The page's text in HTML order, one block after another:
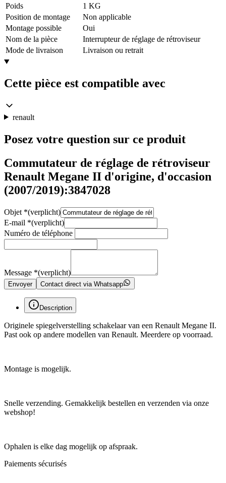
Poids
1 KG
Position de montage
Non applicable
Montage possible
Oui
Nom de la pièce
Interrupteur de réglage de rétroviseur
Mode de livraison
Livraison ou retrait
Cette pièce est compatible avec
renault
Posez votre question sur ce produit
Commutateur de réglage de rétroviseur
Renault Megane II d'origine, d'occasion
(2007/2019):3847028
Objet *(verplicht)
E-mail *(verplicht)
Numéro de téléphone
Message *(verplicht)
Envoyer Contact direct via Whatsapp
Description
Originele spiegelverstelling schakelaar van een Renault Megane II.
Past ook op andere modellen van Renault. Meerdere op voorraad.
Montage is mogelijk.
Snelle verzending. Gemakkelijk bestellen en verzenden via onze
webshop!
Ophalen is elke dag mogelijk op afspraak.
Paiements sécurisés